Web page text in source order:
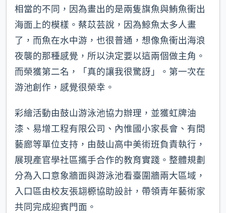
相當的不同，因為畫出的是兩隻旗魚與鮪魚衝出
海面上的模樣。蔡苡芸說，因為鯨魚太多人畫
了，而魚在水中游，也很普通，想像魚衝出海浪
夜襲的那種感覺，所以決定要以這兩個做主角。
而榮獲第二名，「真的讓我很驚訝」。第一次在
游池創作，感覺很榮幸。
彩繪活動由鼓山游泳池協力辦理，並獲虹牌油
漆、易增工程有限公司、內惟國小家長會、有間
藝廊等單位支持，由鼓山高中美術班負責執行，
展現產官學社區攜手合作的教育實踐。整體規劃
分為入口意象牆面與游泳池看臺圍牆兩大區域，
入口區由校友張翃榞協助設計，帶領青年藝術家
共同完成迎賓門面。